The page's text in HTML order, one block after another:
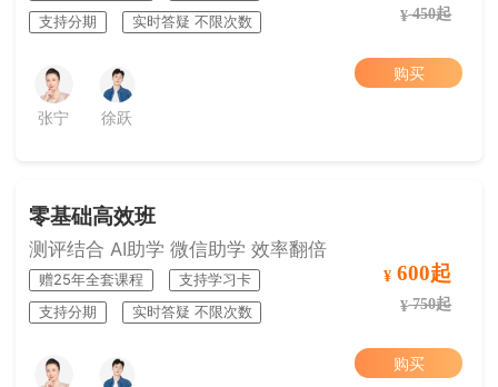
支持分期
实时答疑 不限次数
张宁 徐跃
¥450起
购买
零基础高效班
测评结合 AI助学 微信助学 效率翻倍
赠25年全套课程
支持学习卡
支持分期
实时答疑 不限次数
¥ 600起
¥750起
购买